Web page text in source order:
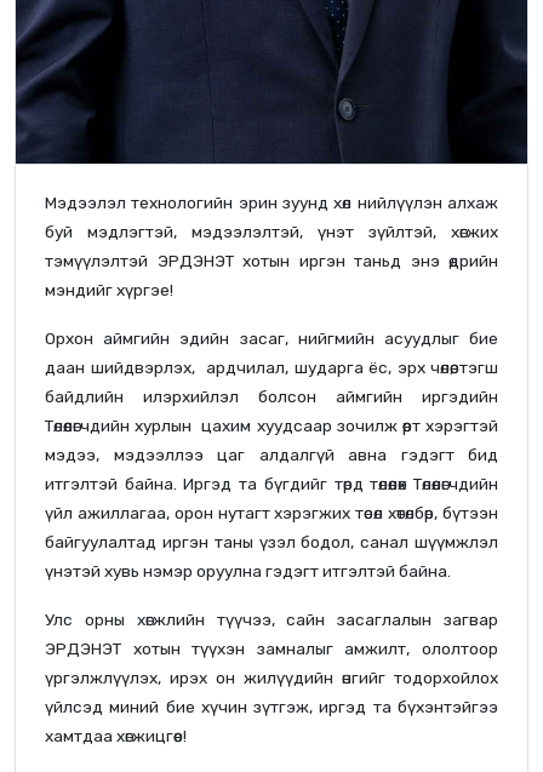
Мэдээлэл технологийн эрин зуунд хөл нийлүүлэн алхаж
буй мэдлэгтэй, мэдээлэлтэй, үнэт зүйлтэй, хөгжих
тэмүүлэлтэй ЭРДЭНЭТ хотын иргэн таньд энэ өдрийн
мэндийг хүргэе!
Орхон аймгийн эдийн засаг, нийгмийн асуудлыг бие
даан шийдвэрлэх, ардчилал, шударга ёс, эрх чөлөө, тэгш
байдлийн илэрхийлэл болсон аймгийн иргэдийн
Төлөөлөгчдийн хурлын цахим хуудсаар зочилж өөрт хэрэгтэй
мэдээ, мэдээллээ цаг алдалгүй авна гэдэгт бид
итгэлтэй байна. Иргэд та бүгдийг төрд төлөөлөх Төлөөлөгчдийн
үйл ажиллагаа, орон нутагт хэрэгжих төсөл хөтөлбөр, бүтээн
байгуулалтад иргэн таны үзэл бодол, санал шүүмжлэл
үнэтэй хувь нэмэр оруулна гэдэгт итгэлтэй байна.
Улс орны хөгжлийн түүчээ, сайн засаглалын загвар
ЭРДЭНЭТ хотын түүхэн замналыг амжилт, ололтоор
үргэлжлүүлэх, ирэх он жилүүдийн өнгийг тодорхойлох
үйлсэд миний бие хүчин зүтгэж, иргэд та бүхэнтэйгээ
хамтдаа хөгжицгөөе!